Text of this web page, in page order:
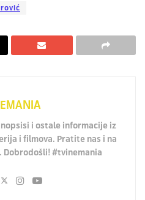
i ostale informacije iz
i filmova. Pratite nas i na
Dobrodošli! #tvinemania